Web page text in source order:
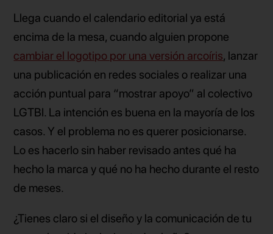
Llega cuando el calendario editorial ya está
encima de la mesa, cuando alguien propone
cambiar el logotipo por una versión arcoíris, lanzar
una publicación en redes sociales o realizar una
acción puntual para “mostrar apoyo” al colectivo
LGTBI. La intención es buena en la mayoría de los
casos. Y el problema no es querer posicionarse.
Lo es hacerlo sin haber revisado antes qué ha
hecho la marca y qué no ha hecho durante el resto
de meses.
¿Tienes claro si el diseño y la comunicación de tu